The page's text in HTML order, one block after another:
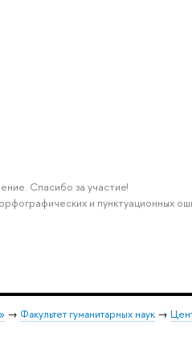
Спасибо за участие!
и пунктуационных
→ Факультет гуманитарных наук →